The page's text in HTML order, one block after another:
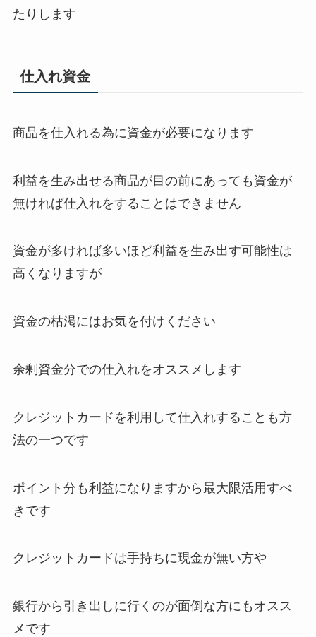
たりします
仕入れ資金
商品を仕入れる為に資金が必要になります
利益を生み出せる商品が目の前にあっても資金が
無ければ仕入れをすることはできません
資金が多ければ多いほど利益を生み出す可能性は
高くなりますが
資金の枯渇にはお気を付けください
余剰資金分での仕入れをオススメします
クレジットカードを利用して仕入れすることも方
法の一つです
ポイント分も利益になりますから最大限活用すべ
きです
クレジットカードは手持ちに現金が無い方や
銀行から引き出しに行くのが面倒な方にもオスス
メです